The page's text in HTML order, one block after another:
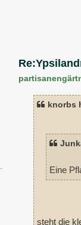
knorbs
Eine
steht die